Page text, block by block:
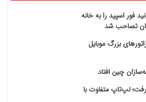
فور اسپید را به خانه
تصاحب شد
بزرگ موبایل
چین افتاد
لپ‌تاپ متفاوت با